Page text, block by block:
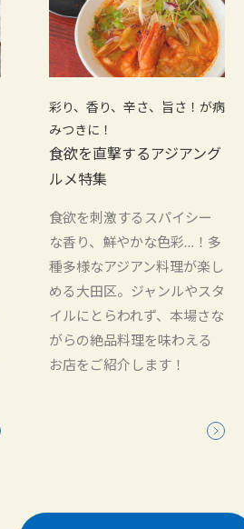
彩り、香り、辛さ、旨さ！が病
みつきに！
食欲を直撃するアジアング
ルメ特集
食欲を刺激するスパイシー
な香り、鮮やかな色彩…！多
種多様なアジアン料理が楽し
める大田区。ジャンルやスタ
イルにとらわれず、本場さな
がらの絶品料理を味わえる
お店をご紹介します！